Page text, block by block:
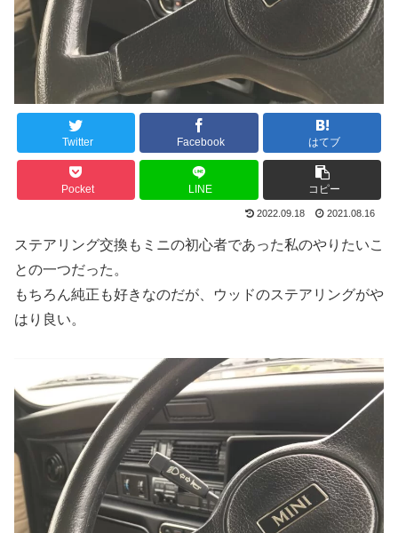
Twitter Facebook はてブ
Pocket LINE コピー
2022.09.18 2021.08.16
ステアリング交換もミニの初心者であった私のやりたいこ
との一つだった。
もちろん純正も好きなのだが、ウッドのステアリングがや
はり良い。